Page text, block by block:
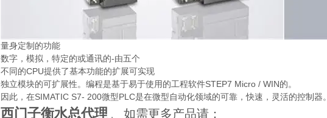
量身定制的功能
数字，模拟，特定的或通讯的-由五个
不同的CPU提供了基本功能的扩展可实现
独立模块的可扩展性。编程是基于易于使用的工程软件STEP7 Micro / WIN的。
因此，在SIMATIC S7- 200微型PLC是在微型自动化领域的可靠，快速，灵活的控制器。
西门子衡水总代理 ， 如需更多产品请：